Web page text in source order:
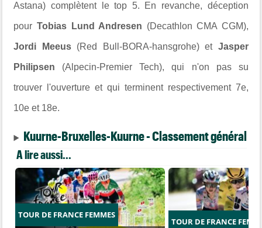
Astana) complètent le top 5. En revanche, déception
pour Tobias Lund Andresen (Decathlon CMA CGM),
Jordi Meeus(Red Bull-BORA-hansgrohe) et Jasper
Philipsen (Alpecin-Premier Tech), qui n'on pas su
trouver l'ouverture et qui terminent respectivement 7e,
10e et 18e.
Kuurne-Bruxelles-Kuurne - Classement général
A lire aussi...
TOUR DE FRANCE FEMMES
TOUR DE FRANCE